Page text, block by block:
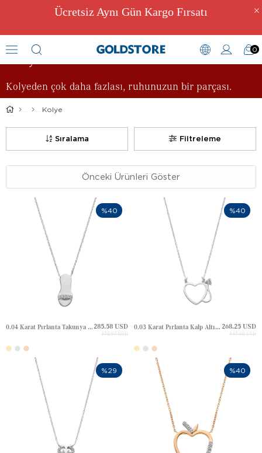
Ücretsiz Aynı Gün Kargo Fırsatı
0
Kolye
Kolyeden çok daha fazlası, ruhunuzun bir parçası.
Kolye
Filtreleme
Sıralama
Önceki Ürünleri Göster
0.04 Karat Pırlanta Takunya Terlik Altın Kolye 285.58 USD
475.97 USD
%40
0.03 Karat Pırlanta Kalp Altın Kolye 268.25 USD
447.08 USD
%40
%29 %40